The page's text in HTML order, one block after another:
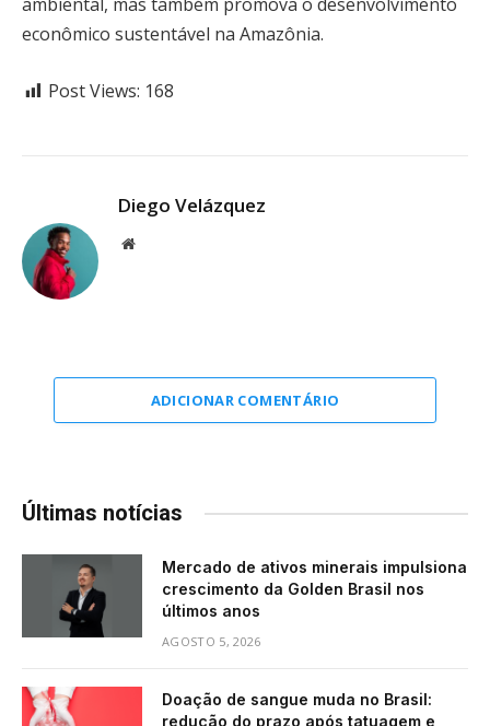
ambiental, mas também promova o desenvolvimento
econômico sustentável na Amazônia.
Post Views: 168
Diego Velázquez
Website
ADICIONAR COMENTÁRIO
Últimas notícias
Mercado de ativos minerais impulsiona
crescimento da Golden Brasil nos
últimos anos
AGOSTO 5, 2026
Doação de sangue muda no Brasil:
redução do prazo após tatuagem e